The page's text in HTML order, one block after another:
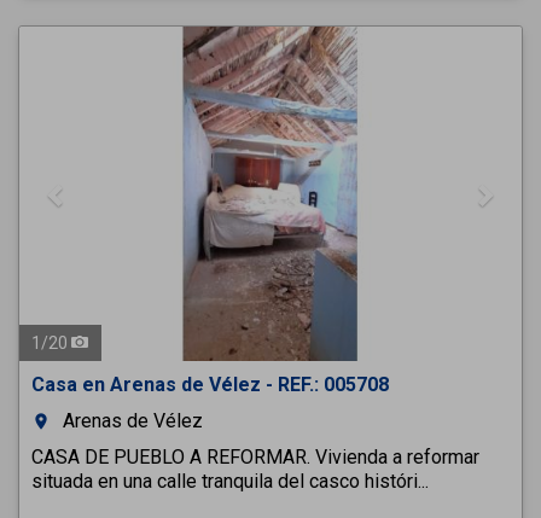
Next
1 /20
Casa en Arenas de Vélez - REF.: 005708
room
Arenas de Vélez
CASA DE PUEBLO A REFORMAR. Vivienda a reformar
situada en una calle tranquila del casco históri...